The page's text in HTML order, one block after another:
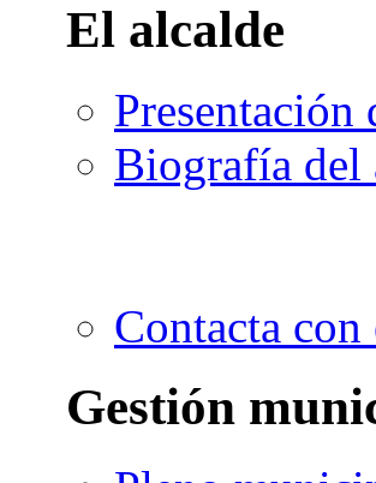
El alcalde
Presentación
Biografía del
Contacta
Gestión